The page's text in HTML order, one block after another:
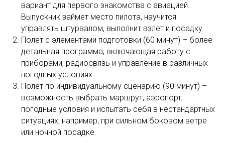
вариант для первого знакомства с авиацией.
Выпускник займет место пилота, научится
управлять штурвалом, выполнит взлет и посадку.
Полет с элементами подготовки (60 минут) – более
детальная программа, включающая работу с
приборами, радиосвязь и управление в различных
погодных условиях.
Полет по индивидуальному сценарию (90 минут) –
возможность выбрать маршрут, аэропорт,
погодные условия и испытать себя в нестандартных
ситуациях, например, при сильном боковом ветре
или ночной посадке.